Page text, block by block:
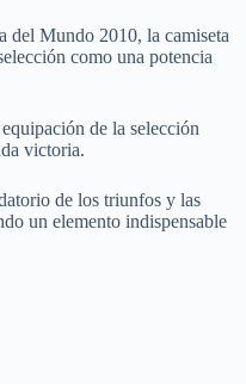
del Mundo 2010, la camiseta
como una potencia
de la selección
victoria.
de los triunfos y las
un elemento indispensable